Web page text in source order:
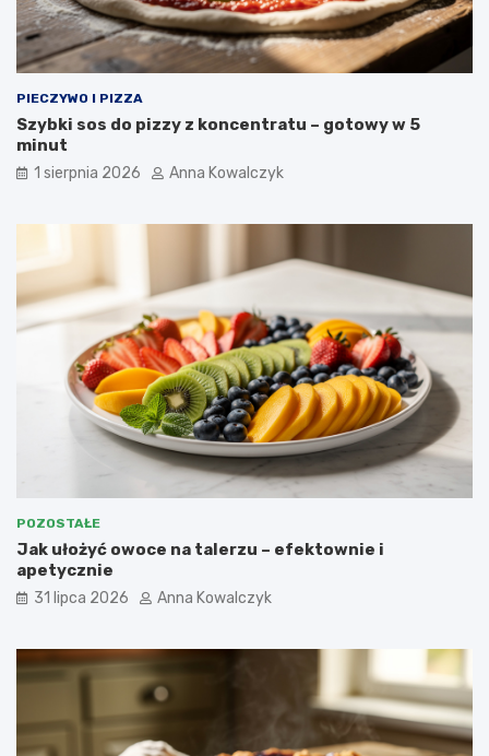
PIECZYWO I PIZZA
Szybki sos do pizzy z koncentratu – gotowy w 5
minut
1 sierpnia 2026 Anna Kowalczyk
POZOSTAŁE
Jak ułożyć owoce na talerzu – efektownie i
apetycznie
31 lipca 2026 Anna Kowalczyk